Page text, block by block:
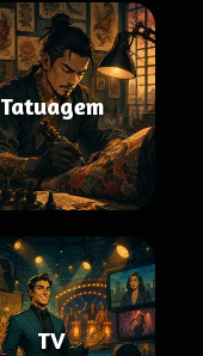
Tatuagem
TV